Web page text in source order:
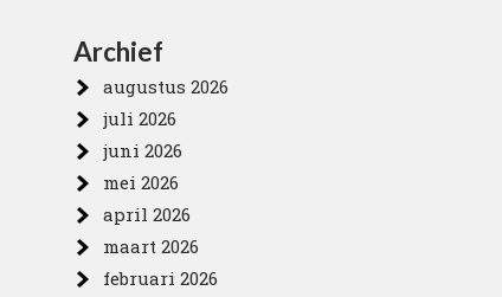
Archief
augustus 2026
juli 2026
juni 2026
mei 2026
april 2026
maart 2026
februari 2026